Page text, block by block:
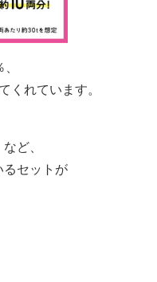
れています。
ど、
るセットが